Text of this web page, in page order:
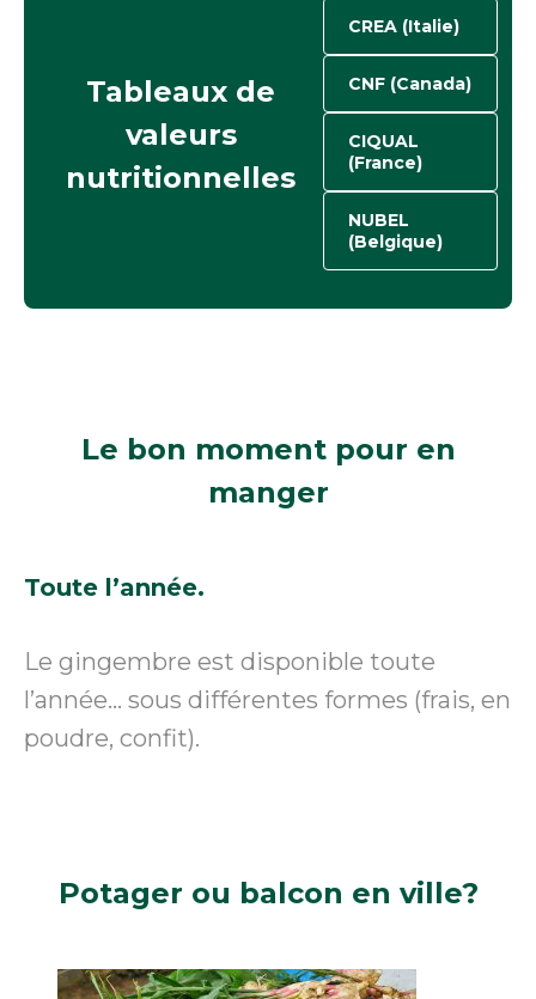
Tableaux de
valeurs
nutritionnelles
CREA (Italie)
CNF (Canada)
CIQUAL
(France)
NUBEL
(Belgique)
Le bon momentpour en
manger
Toute l’année.
Le gingembre est disponible toute
l’année… sous différentes formes (frais, en
poudre, confit).
Potager ou balcon en ville?